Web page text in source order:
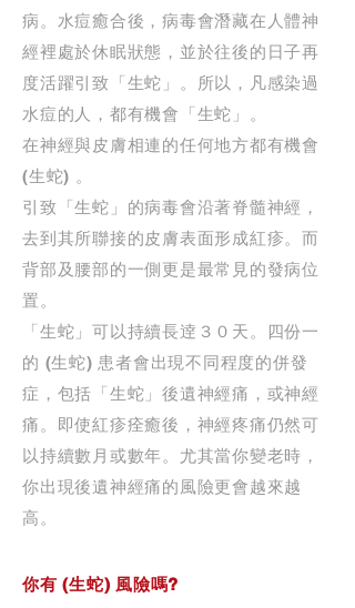
病。水痘癒合後，病毒會潛藏在人體神
經裡處於休眠狀態，並於往後的日子再
度活躍引致「生蛇」。所以，凡感染過
水痘的人，都有機會「生蛇」。
在神經與皮膚相連的任何地方都有機會
(生蛇) 。
引致「生蛇」的病毒會沿著脊髓神經，
去到其所聯接的皮膚表面形成紅疹。而
背部及腰部的一側更是最常見的發病位
置。
「生蛇」可以持續長逹３０天。四份一
的 (生蛇) 患者會出現不同程度的併發
症，包括「生蛇」後遺神經痛，或神經
痛。即使紅疹痊癒後，神經疼痛仍然可
以持續數月或數年。尤其當你變老時，
你出現後遺神經痛的風險更會越來越
高。
你有 (生蛇) 風險嗎?